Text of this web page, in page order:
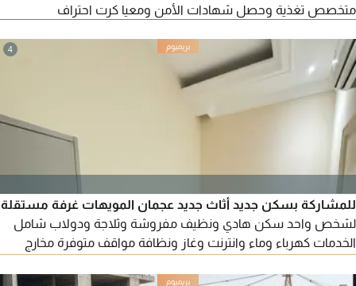
متخصص تغذية وحصل شهادات الأمن ومعيا كرت احتراف
4
للمشاركة بسكن جديد أثاث جديد عجمان المويهات غرفة مستقلة
لشخص واحد سكن هادي ونظيف مفروشة وثلاجة ودولاب شامل
الخدمات كهرباء وماء وانترنت وغاز ونظافة مواقف متوفرة مخارج